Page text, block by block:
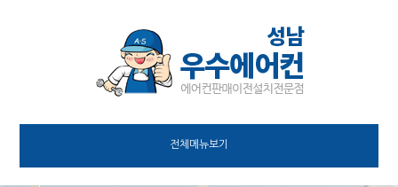
전체메뉴보기